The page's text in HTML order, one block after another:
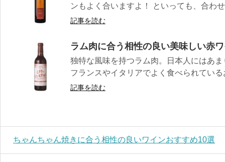
ンもよく合いますよ！ といっても、合わ
記事を読む
ラム肉に合う相性の良い美味しい赤
独特な風味を持つラム肉。日本人にはあ
フランスやイタリアでよく食べられてい
記事を読む
ちゃんちゃん焼きに合う相性の良いワインおすすめ10選